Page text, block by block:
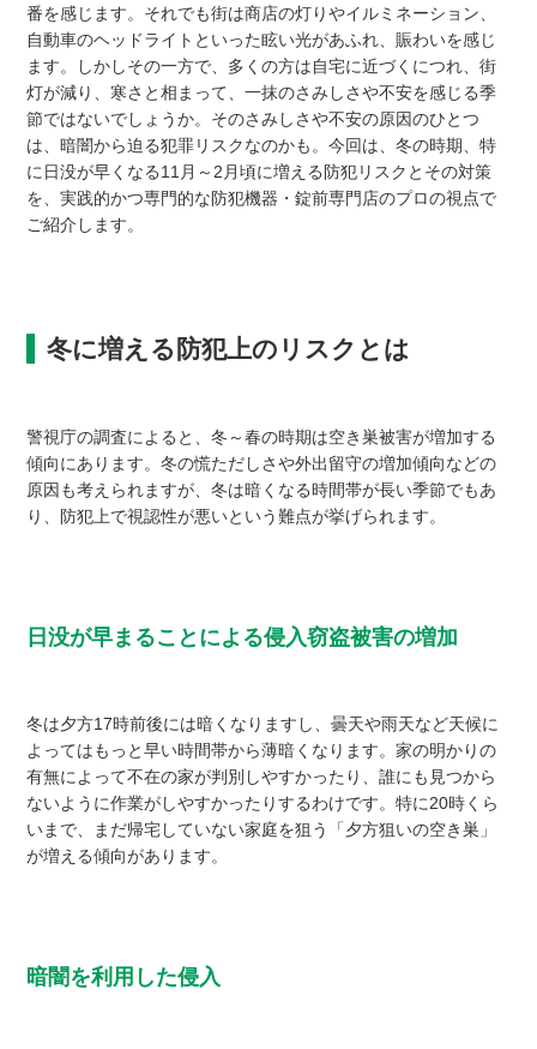
番を感じます。それでも街は商店の灯りやイルミネーション、
自動車のヘッドライトといった眩い光があふれ、賑わいを感じ
ます。しかしその一方で、多くの方は自宅に近づくにつれ、街
灯が減り、寒さと相まって、一抹のさみしさや不安を感じる季
節ではないでしょうか。そのさみしさや不安の原因のひとつ
は、暗闇から迫る犯罪リスクなのかも。今回は、冬の時期、特
に日没が早くなる11月～2月頃に増える防犯リスクとその対策
を、実践的かつ専門的な防犯機器・錠前専門店のプロの視点で
ご紹介します。
冬に増える防犯上のリスクとは
警視庁の調査によると、冬～春の時期は空き巣被害が増加する
傾向にあります。冬の慌ただしさや外出留守の増加傾向などの
原因も考えられますが、冬は暗くなる時間帯が長い季節でもあ
り、防犯上で視認性が悪いという難点が挙げられます。
日没が早まることによる侵入窃盗被害の増加
冬は夕方17時前後には暗くなりますし、曇天や雨天など天候に
よってはもっと早い時間帯から薄暗くなります。家の明かりの
有無によって不在の家が判別しやすかったり、誰にも見つから
ないように作業がしやすかったりするわけです。特に20時くら
いまで、まだ帰宅していない家庭を狙う「夕方狙いの空き巣」
が増える傾向があります。
暗闇を利用した侵入